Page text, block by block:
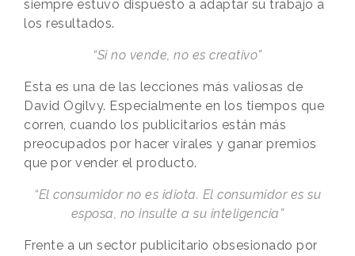
siempre estuvo dispuesto a adaptar su trabajo a
los resultados.
“Si no vende, no es creativo”
Esta es una de las lecciones más valiosas de
David Ogilvy. Especialmente en los tiempos que
corren, cuando los publicitarios están más
preocupados por hacer virales y ganar premios
que por vender el producto.
“El consumidor no es idiota. El consumidor es su
esposa, no insulte a su inteligencia”
Frente a un sector publicitario obsesionado por